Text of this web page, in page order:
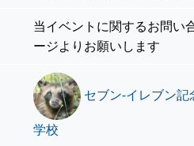
当イベントに関するお問い
ージよりお願いします
セブン-イレブン
学校